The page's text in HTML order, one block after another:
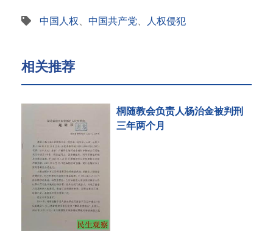
中国人权、 中国共产党、 人权侵犯
相关推荐
桐随教会负责人杨治金被判刑
三年两个月